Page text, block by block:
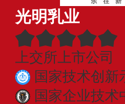
光明乳业
上交所上市公司
国家技术创新
国家企业技术